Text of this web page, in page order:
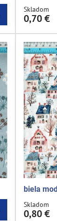
Skladom
0,70 €
biela
Skladom
0,80 €